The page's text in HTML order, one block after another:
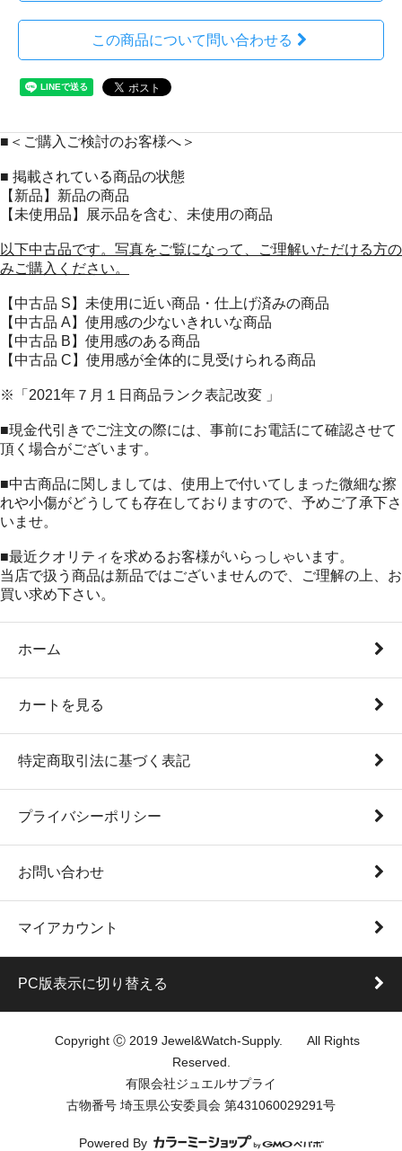
この商品について問い合わせる
■＜ご購入ご検討のお客様へ＞
■ 掲載されている商品の状態
【新品】新品の商品
【未使用品】展示品を含む、未使用の商品
以下中古品です。写真をご覧になって、ご理解いただける方の
みご購入ください。
【中古品 S】未使用に近い商品・仕上げ済みの商品
【中古品 A】使用感の少ないきれいな商品
【中古品 B】使用感のある商品
【中古品 C】使用感が全体的に見受けられる商品
※「2021年７月１日商品ランク表記改変 」
■現金代引きでご注文の際には、事前にお電話にて確認させて
頂く場合がございます。
■中古商品に関しましては、使用上で付いてしまった微細な擦
れや小傷がどうしても存在しておりますので、予めご了承下さ
いませ。
■最近クオリティを求めるお客様がいらっしゃいます。
当店で扱う商品は新品ではございませんので、ご理解の上、お
買い求め下さい。
ホーム
カートを見る
特定商取引法に基づく表記
プライバシーポリシー
お問い合わせ
マイアカウント
PC版表示に切り替える
Copyright Ⓒ 2019 Jewel&Watch-Supply. All Rights
Reserved.
有限会社ジュエルサプライ
古物番号 埼玉県公安委員会 第431060029291号
Powered By